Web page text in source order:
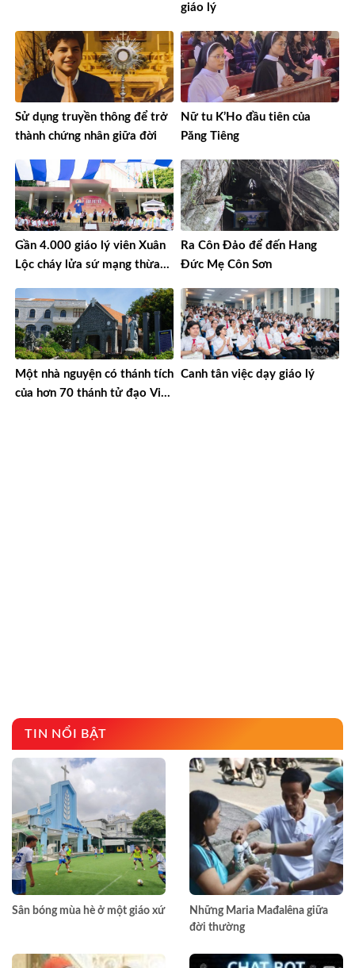
giáo lý
Sử dụng truyền thông để trở
thành chứng nhân giữa đời
Nữ tu K’Ho đầu tiên của
Păng Tiêng
Gần 4.000 giáo lý viên Xuân
Lộc cháy lửa sứ mạng thừa
Ra Côn Đảo để đến Hang
Đức Mẹ Côn Sơn
Một nhà nguyện có thánh tích
của hơn 70 thánh tử đạo Việt
Canh tân việc dạy giáo lý
TIN NỔI BẬT
Sân bóng mùa hè ở một giáo xứ
Những Maria Mađalêna giữa
đời thường